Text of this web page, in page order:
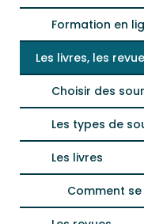
Formation en
Les livres, les
Choisir des
Les types de
Les livres
Comment se